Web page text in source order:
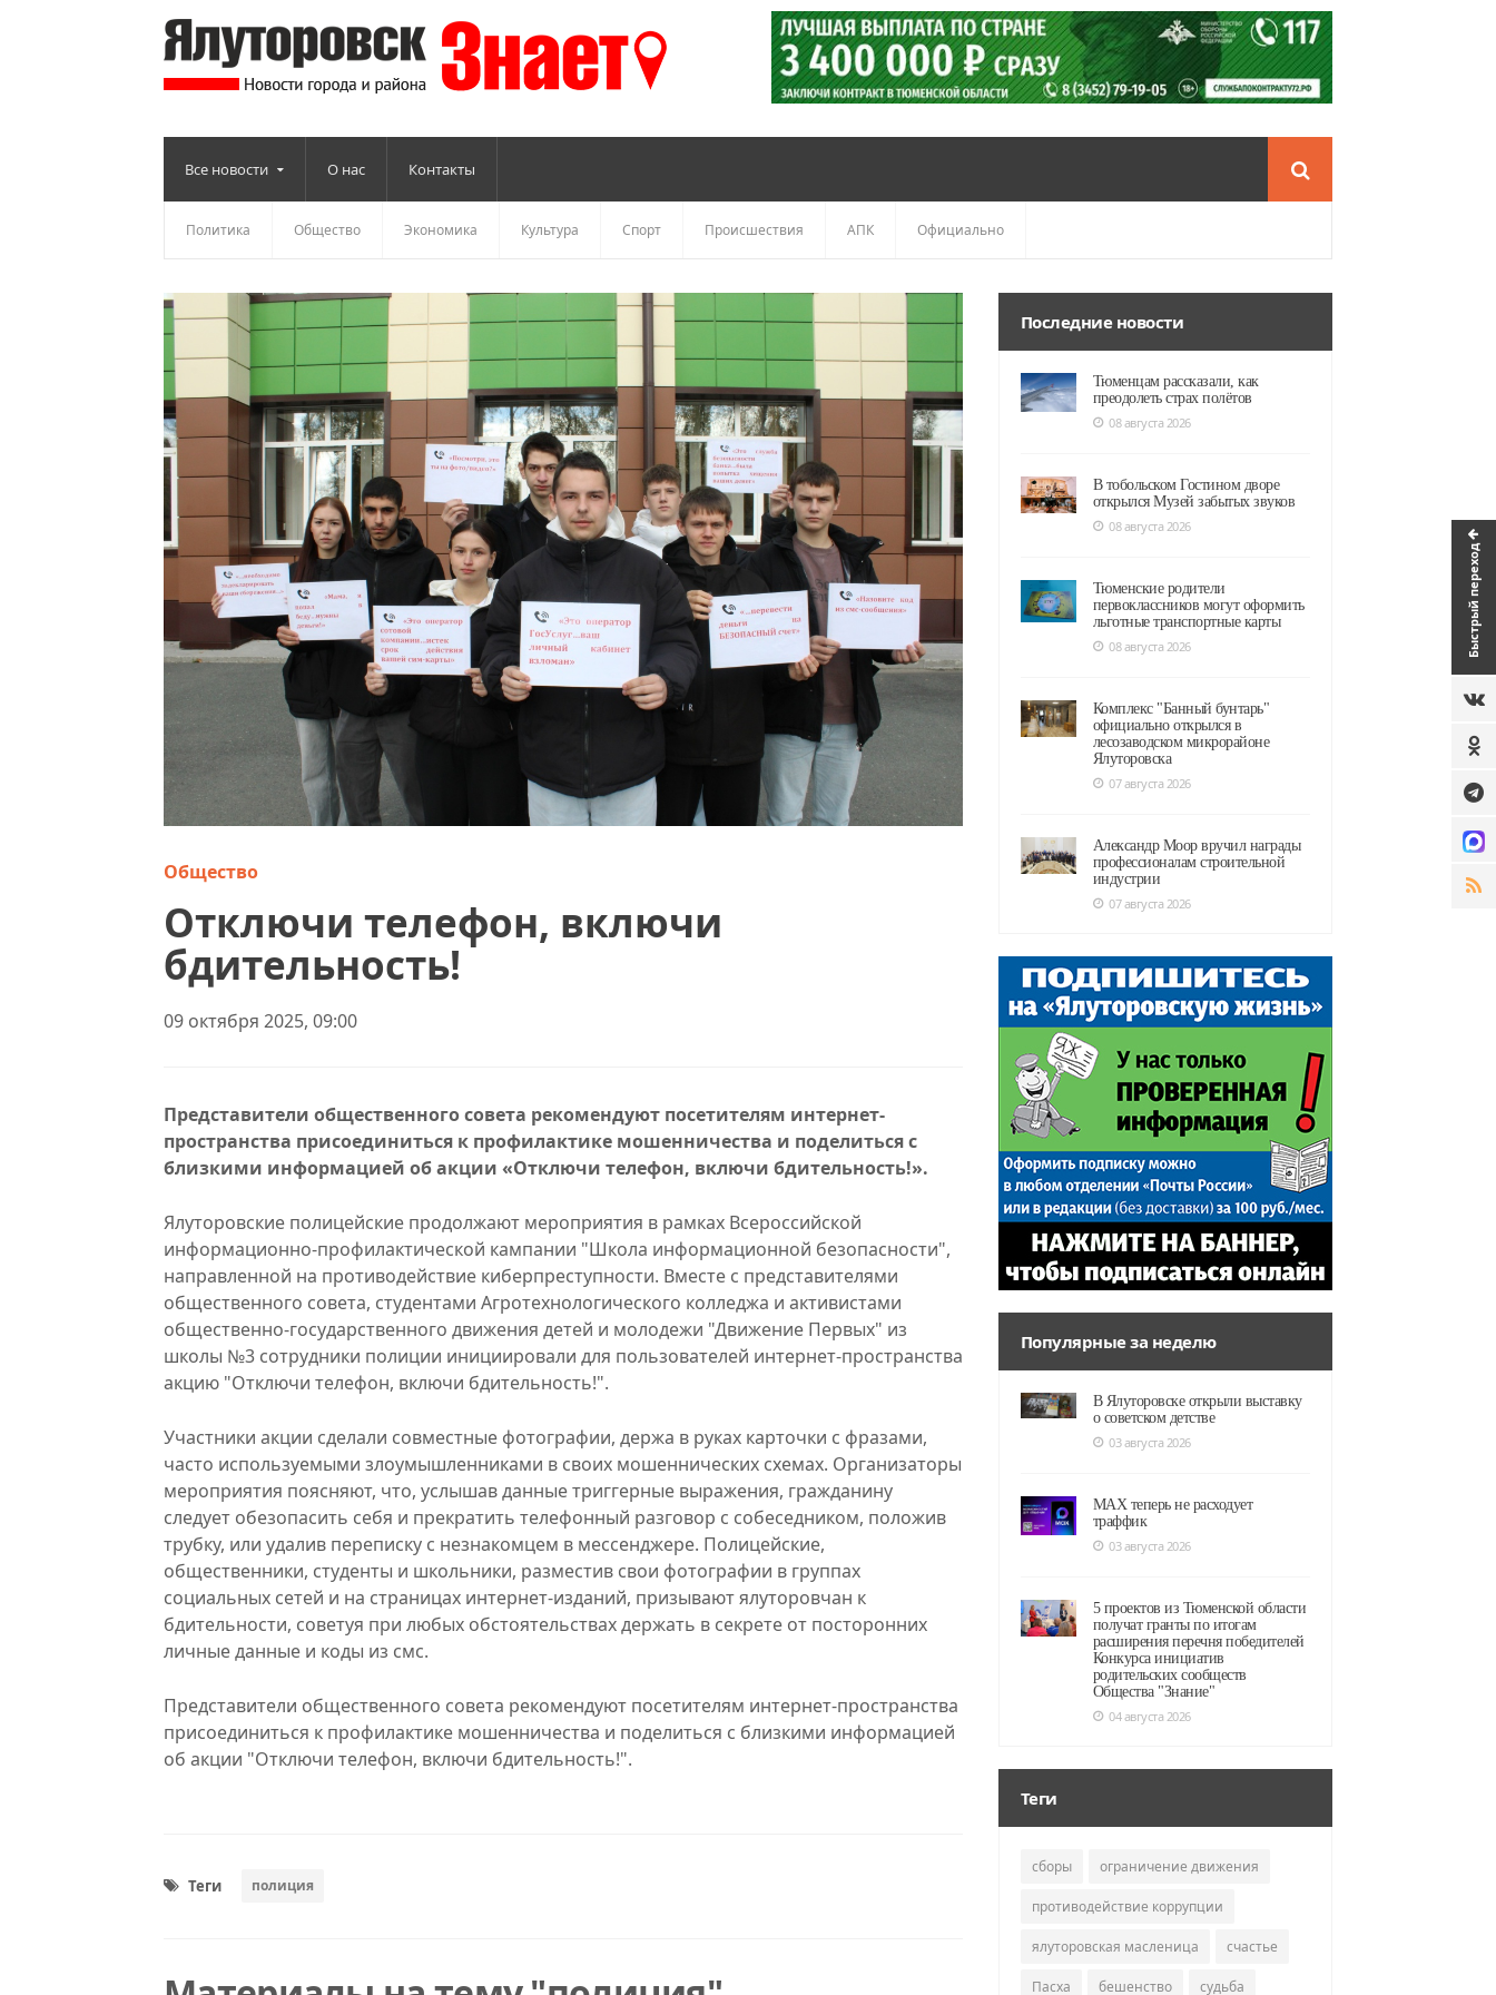
Быстрый переход
Все новости О нас Контакты
Политика Общество Экономика Культура Спорт Происшествия АПК Официально
Общество
Отключи телефон, включи
бдительность!
09 октября 2025, 09:00
Представители общественного совета рекомендуют посетителям интернет-
пространства присоединиться к профилактике мошенничества и поделиться с
близкими информацией об акции «Отключи телефон, включи бдительность!».
Ялуторовские полицейские продолжают мероприятия в рамках Всероссийской
информационно-профилактической кампании "Школа информационной безопасности",
направленной на противодействие киберпреступности. Вместе с представителями
общественного совета, студентами Агротехнологического колледжа и активистами
общественно-государственного движения детей и молодежи "Движение Первых" из
школы №3 сотрудники полиции инициировали для пользователей интернет-пространства
акцию "Отключи телефон, включи бдительность!".
Участники акции сделали совместные фотографии, держа в руках карточки с фразами,
часто используемыми злоумышленниками в своих мошеннических схемах. Организаторы
мероприятия поясняют, что, услышав данные триггерные выражения, гражданину
следует обезопасить себя и прекратить телефонный разговор с собеседником, положив
трубку, или удалив переписку с незнакомцем в мессенджере. Полицейские,
общественники, студенты и школьники, разместив свои фотографии в группах
социальных сетей и на страницах интернет-изданий, призывают ялуторовчан к
бдительности, советуя при любых обстоятельствах держать в секрете от посторонних
личные данные и коды из смс.
Представители общественного совета рекомендуют посетителям интернет-пространства
присоединиться к профилактике мошенничества и поделиться с близкими информацией
об акции "Отключи телефон, включи бдительность!".
Теги полиция
Последние новости
Тюменцам рассказали, как
преодолеть страх полётов
08 августа 2026
В тобольском Гостином дворе
открылся Музей забытых звуков
08 августа 2026
Тюменские родители
первоклассников могут оформить
льготные транспортные карты
08 августа 2026
Комплекс "Банный бунтарь"
официально открылся в
лесозаводском микрорайоне
Ялуторовска
07 августа 2026
Александр Моор вручил награды
профессионалам строительной
индустрии
07 августа 2026
Популярные за неделю
В Ялуторовске открыли выставку
о советском детстве
03 августа 2026
MAX теперь не расходует
траффик
03 августа 2026
5 проектов из Тюменской области
получат гранты по итогам
расширения перечня победителей
Конкурса инициатив
родительских сообществ
Общества "Знание"
04 августа 2026
Теги
сборы ограничение движения
противодействие коррупции
ялуторовская масленица счастье
Пасха бешенство судьба